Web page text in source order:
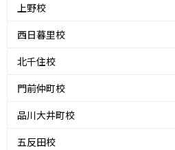
上野校
西日暮里校
北千住校
門前仲町校
品川大井町校
五反田校